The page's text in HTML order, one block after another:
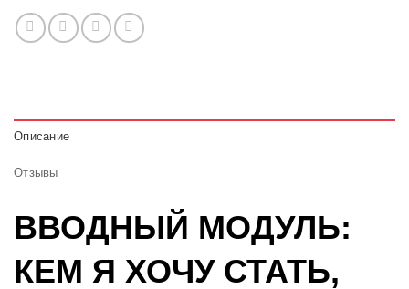
Описание
Отзывы
ВВОДНЫЙ МОДУЛЬ:
КЕМ Я ХОЧУ СТАТЬ,